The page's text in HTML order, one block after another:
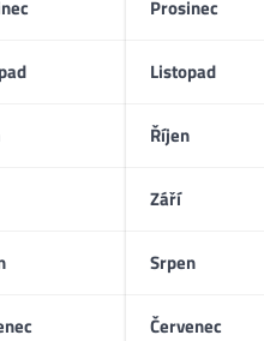
Prosinec
Listopad
Říjen
Září
Srpen
Červenec